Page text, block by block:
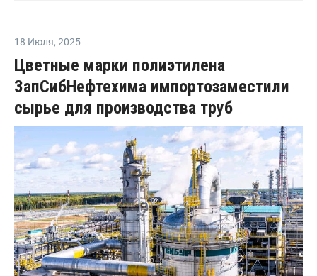
18 Июля, 2025
Цветные марки полиэтилена
ЗапСибНефтехима импортозаместили
сырье для производства труб